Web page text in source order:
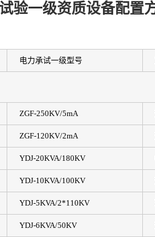
验一级资质设备配置
电力承试一级型号
ZGF-250KV/5mA
ZGF-120KV/2mA
YDJ-20KVA/180KV
YDJ-10KVA/100KV
YDJ-5KVA/2*110KV
YDJ-6KVA/50KV